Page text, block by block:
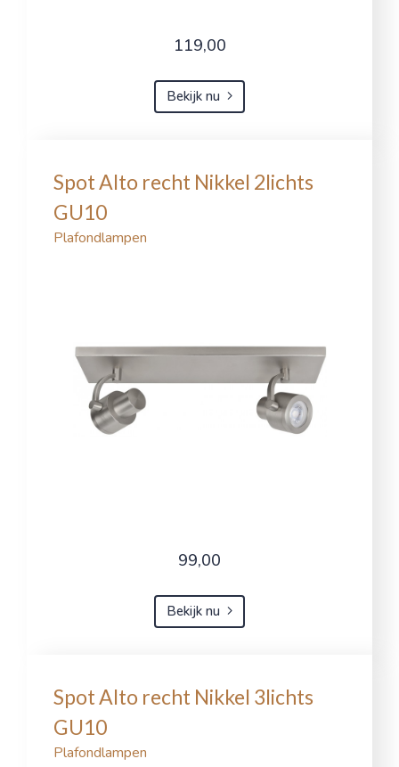
119,00
Bekijk nu
Spot Alto recht Nikkel 2lichts
GU10
Plafondlampen
99,00
Bekijk nu
Spot Alto recht Nikkel 3lichts
GU10
Plafondlampen